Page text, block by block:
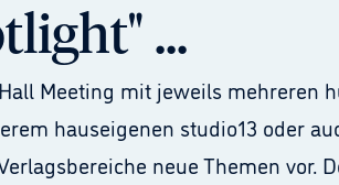
...
Meeting mit jeweils mehreren
hauseigenen studio13 oder
neue Themen vor.